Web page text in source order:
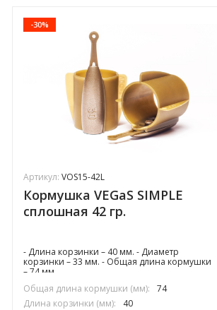
-30%
Артикул: VOS15-42L
Кормушка VEGaS SIMPLE
сплошная 42 гр.
- Длина корзинки – 40 мм. - Диаметр
корзинки – 33 мм. - Общая длина кормушки
– 74 мм.
Общая длина кормушки (мм):
74
Длина корзинки (мм):
40